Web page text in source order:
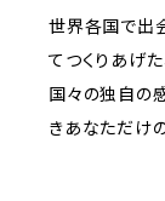
世界各国で出
てつくりあげた
国々の独自の
きあなただけ